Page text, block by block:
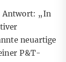
Antwort: „In
neuartige
P&T-